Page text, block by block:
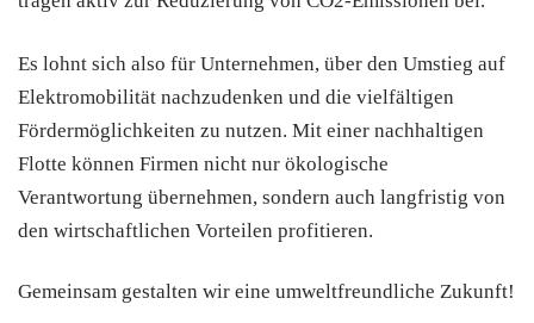
Es lohnt sich also für Unternehmen, über den Umstieg auf
Elektromobilität nachzudenken und die vielfältigen
Fördermöglichkeiten zu nutzen. Mit einer nachhaltigen
Flotte können Firmen nicht nur ökologische
Verantwortung übernehmen, sondern auch langfristig von
den wirtschaftlichen Vorteilen profitieren.
Gemeinsam gestalten wir eine umweltfreundliche Zukunft!